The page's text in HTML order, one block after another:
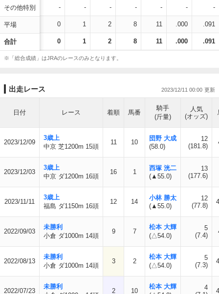
その他特別
平場
合計
- - - - - - -
0 1 2 8 11 .000 .091
0 1 2 8 11 .000 .091
※「総合成績」はJRAのレースのみとなります。
出走レース 2023/12/11 00:00
日付 レース 着順 馬番
騎手
(斤量)
人気
(オッズ)
2023/12/09
3歳上
中京 芝1200m 15頭
11 10
団野 大成
(58.0)
12
(181.8)
2023/12/03
3歳上
中京 ダ1200m 16頭
16 1
西塚 洸二
(▲55.0)
13
(177.6)
2023/11/11
3歳上
福島 ダ1150m 16頭
12 14
小林 勝太
(▲55.0)
12
(77.8)
2022/09/03
未勝利
小倉 ダ1000m 14頭
9 7
松本 大輝
(△54.0)
5
(7.4)
2022/08/13
未勝利
小倉 ダ1000m 14頭
3 2
松本 大輝
(△54.0)
5
(7.3)
2022/07/23
未勝利
2 10
松本 大輝
4